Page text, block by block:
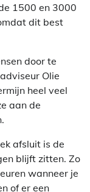
1500 en 3000
dit best
door te
Olie
heel veel
aan de
afsluit is de
blijft zitten. Zo
wanneer je
of er een